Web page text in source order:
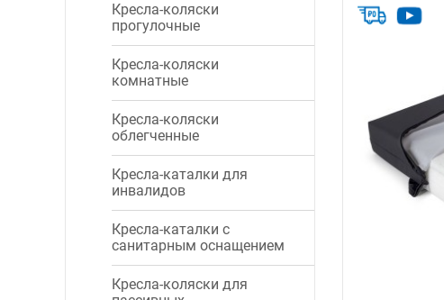
Кресла-коляски
прогулочные
Кресла-коляски
комнатные
Кресла-коляски
облегченные
Кресла-каталки для
инвалидов
Кресла-каталки с
санитарным оснащением
Кресла-коляски для
• улучшают
•
Купить